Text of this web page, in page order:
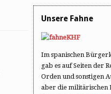
Unsere Fahne
Im spanischen
gab es auf Seiten der
Orden und sonstigen
aber die militärischen